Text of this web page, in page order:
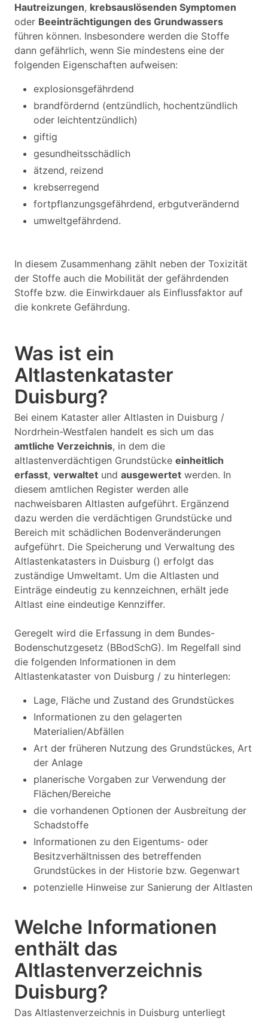
Hautreizungen, krebsauslösenden Symptomen
oder Beeinträchtigungen des Grundwassers
führen können. Insbesondere werden die Stoffe
dann gefährlich, wenn Sie mindestens eine der
folgenden Eigenschaften aufweisen:
explosionsgefährdend
brandfördernd (entzündlich, hochentzündlich
oder leichtentzündlich)
giftig
gesundheitsschädlich
ätzend, reizend
krebserregend
fortpflanzungsgefährdend, erbgutverändernd
umweltgefährdend.
In diesem Zusammenhang zählt neben der Toxizität
der Stoffe auch die Mobilität der gefährdenden
Stoffe bzw. die Einwirkdauer als Einflussfaktor auf
die konkrete Gefährdung.
Was ist ein
Altlastenkataster
Duisburg?
Bei einem Kataster aller Altlasten in Duisburg /
Nordrhein-Westfalen handelt es sich um das
amtliche Verzeichnis, in dem die
altlastenverdächtigen Grundstücke einheitlich
erfasst, verwaltet und ausgewertet werden. In
diesem amtlichen Register werden alle
nachweisbaren Altlasten aufgeführt. Ergänzend
dazu werden die verdächtigen Grundstücke und
Bereich mit schädlichen Bodenveränderungen
aufgeführt. Die Speicherung und Verwaltung des
Altlastenkatasters in Duisburg () erfolgt das
zuständige Umweltamt. Um die Altlasten und
Einträge eindeutig zu kennzeichnen, erhält jede
Altlast eine eindeutige Kennziffer.
Geregelt wird die Erfassung in dem Bundes-
Bodenschutzgesetz (BBodSchG). Im Regelfall sind
die folgenden Informationen in dem
Altlastenkataster von Duisburg / zu hinterlegen:
Lage, Fläche und Zustand des Grundstückes
Informationen zu den gelagerten
Materialien/Abfällen
Art der früheren Nutzung des Grundstückes, Art
der Anlage
planerische Vorgaben zur Verwendung der
Flächen/Bereiche
die vorhandenen Optionen der Ausbreitung der
Schadstoffe
Informationen zu den Eigentums- oder
Besitzverhältnissen des betreffenden
Grundstückes in der Historie bzw. Gegenwart
potenzielle Hinweise zur Sanierung der Altlasten
Welche Informationen
enthält das
Altlastenverzeichnis
Duisburg?
Das Altlastenverzeichnis in Duisburg unterliegt